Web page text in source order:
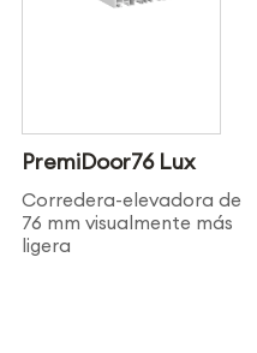
PremiDoor76 Lux
Corredera-elevadora de
76 mm visualmente más
ligera